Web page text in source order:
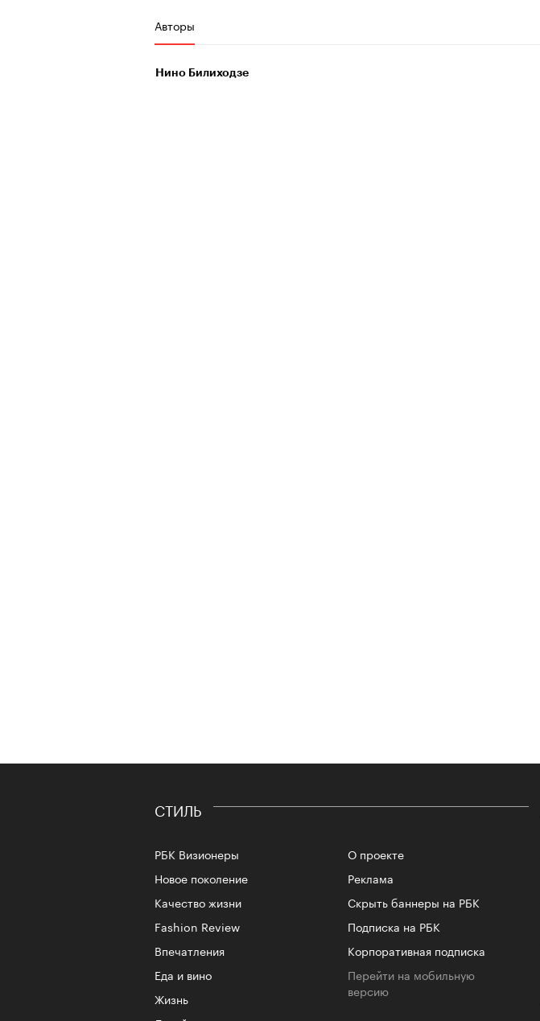
Авторы
Нино Билиходзе
СТИЛЬ
РБК Визионеры
Новое поколение
Качество жизни
Fashion Review
Впечатления
Еда и вино
Жизнь
О проекте
Реклама
Скрыть баннеры на РБК
Подписка на РБК
Корпоративная подписка
Перейти на мобильную
версию